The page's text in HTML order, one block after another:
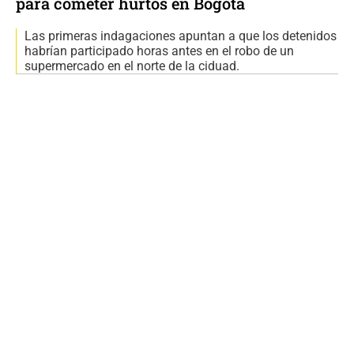
Las primeras indagaciones apuntan a que los detenidos
habrían participado horas antes en el robo de un
supermercado en el norte de la ciduad.